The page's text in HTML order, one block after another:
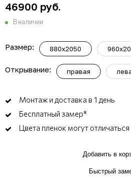
46900 руб.
В наличии
Размер: 880x2050
Открывание: правая
Монтаж и доставка в 1 день
Бесплатный замер*
Цвета пленок могут
Добавить в
Быстрый